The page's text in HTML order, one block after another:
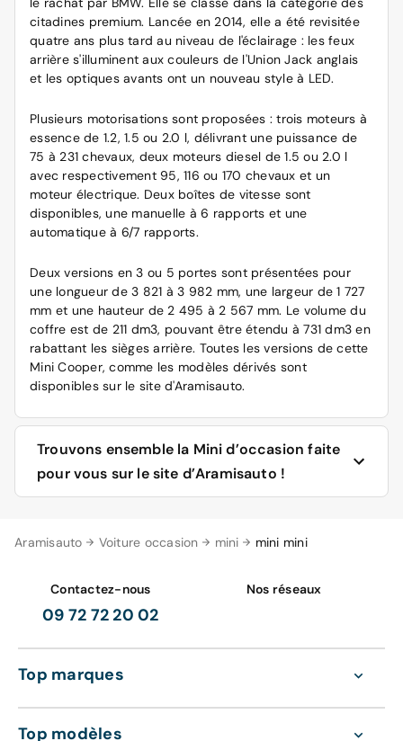
Aramisauto Voiture occasion mini mini mini
citadines premium. Lancée en 2014, elle a été revisitée
quatre ans plus tard au niveau de l'éclairage : les feux
arrière s'illuminent aux couleurs de l'Union Jack anglais
et les optiques avants ont un nouveau style à LED.
Plusieurs motorisations sont proposées : trois moteurs à
essence de 1.2, 1.5 ou 2.0 l, délivrant une puissance de
75 à 231 chevaux, deux moteurs diesel de 1.5 ou 2.0 l
avec respectivement 95, 116 ou 170 chevaux et un
moteur électrique. Deux boîtes de vitesse sont
disponibles, une manuelle à 6 rapports et une
automatique à 6/7 rapports.
Deux versions en 3 ou 5 portes sont présentées pour
une longueur de 3 821 à 3 982 mm, une largeur de 1 727
mm et une hauteur de 2 495 à 2 567 mm. Le volume du
coffre est de 211 dm3, pouvant être étendu à 731 dm3 en
rabattant les sièges arrière. Toutes les versions de cette
Mini Cooper, comme les modèles dérivés sont
disponibles sur le site d'Aramisauto.
Trouvons ensemble la Mini d’occasion faite
pour vous sur le site d’Aramisauto !
dès le printemps venu ? Ou une Mini Paceman pour
dissimule sous les appellations « Exquisite », « Salt », «
vous roulez essentiellement en ville ou si vous êtes
Sur le site d'Aramisauto, vous avez les réponses à ces
reconditionnés qui s'affichent sur votre écran.
Contactez-nous
09 72 72 20 02
Nos réseaux
Top marques
Top modèles